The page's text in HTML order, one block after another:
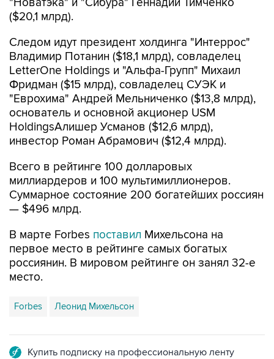
($20,1 млрд).
Следом идут президент холдинга "Интеррос"
Владимир Потанин ($18,1 млрд), совладелец
LetterOne Holdings и "Альфа-Групп" Михаил
Фридман ($15 млрд), совладелец СУЭК и
"Еврохима" Андрей Мельниченко ($13,8 млрд),
основатель и основной акционер USM
HoldingsАлишер Усманов ($12,6 млрд),
инвестор Роман Абрамович ($12,4 млрд).
Всего в рейтинге 100 долларовых
миллиардеров и 100 мультимиллионеров.
Суммарное состояние 200 богатейших россиян
— $496 млрд.
В марте Forbes поставил Михельсона на
первое место в рейтинге самых богатых
россиянин. В мировом рейтинге он занял 32-е
место.
Forbes Леонид Михельсон
Купить подписку на профессиональную ленту